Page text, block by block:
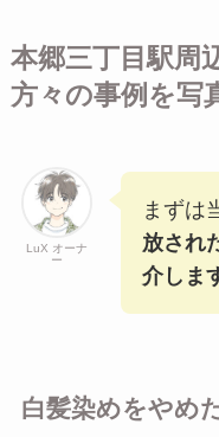
本郷三丁目駅周
方々の事例を写
LuX オーナ
ー
まずは
放され
介しま
白髪染めをやめ